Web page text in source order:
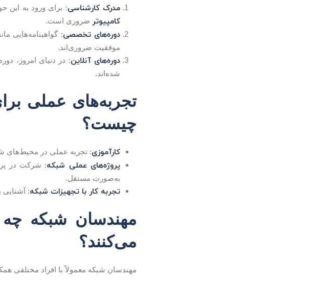
مدرک کارشناسی: برای ورود به این
کامپیوتر ضروری است.
دوره‌های تخصصی: گواهینامه‌هایی
موفقیت ضروری‌اند.
دوره‌های آنلاین: در دنیای امروز،
شده‌اند.
چیست؟
کارآموزی: تجربه عملی در محیط‌های
پروژه‌های عملی شبکه: شرکت در
به‌صورت مستقل.
تجربه کار با تجهیزات شبکه: آشنایی
مهندسان شبکه
می‌کنند؟
مهندسان شبکه معمولاً با افراد مختلفی